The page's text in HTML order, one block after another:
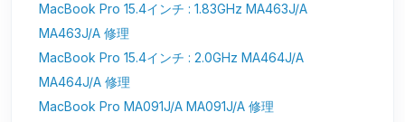
MacBook Pro 15.4インチ : 1.83GHz MA463J/A
MA463J/A 修理
MacBook Pro 15.4インチ : 2.0GHz MA464J/A
MA464J/A 修理
MacBook Pro MA091J/A MA091J/A 修理